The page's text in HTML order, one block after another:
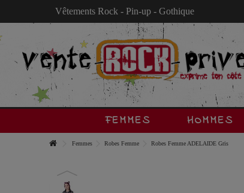
Vêtements Rock - Pin-up - Gothique
FEMMES HOMMES
Femmes Robes Femme Robes Femme ADELAIDE Gris